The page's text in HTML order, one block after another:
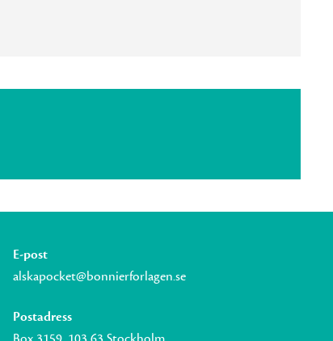
E-post
alskapocket@bonnierforlagen.se
Postadress